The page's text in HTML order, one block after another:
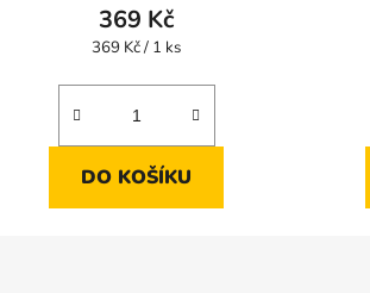
369 Kč
Měrná
369 Kč / 1 ks
DO KOŠÍKU